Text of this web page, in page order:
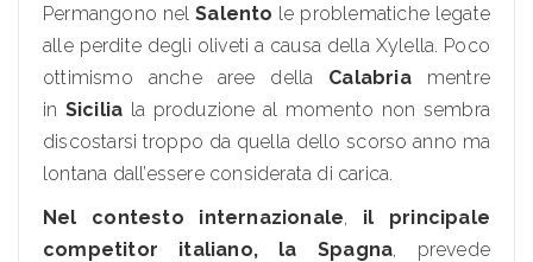
Permangono nelSalento le problematiche legate
alle perdite degli oliveti a causa della Xylella. Poco
ottimismo anche aree della Calabriamentre
in Sicilia la produzione al momento non sembra
discostarsi troppo da quella dello scorso anno ma
lontana dall’essere considerata di carica.
Nel contesto internazionale, il principale
competitor italiano, la Spagna, prevede